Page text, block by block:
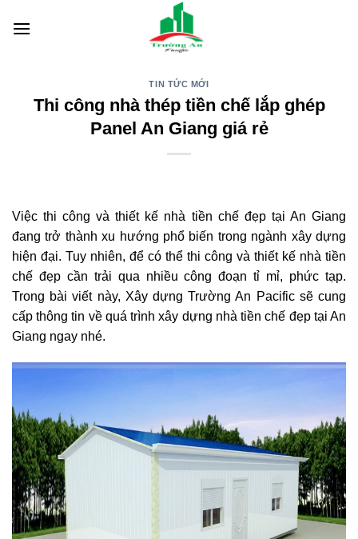
TIN TỨC MỚI
Thi công nhà thép tiền chế lắp ghép
Panel An Giang giá rẻ
Việc thi công và thiết kế nhà tiền chế đẹp tại An Giang
đang trở thành xu hướng phổ biến trong ngành xây dựng
hiện đại. Tuy nhiên, để có thể thi công và thiết kế nhà tiền
chế đẹp cần trải qua nhiều công đoạn tỉ mỉ, phức tạp.
Trong bài viết này, Xây dựng Trường An Pacific sẽ cung
cấp thông tin về quá trình xây dựng nhà tiền chế đẹp tại An
Giang ngay nhé.